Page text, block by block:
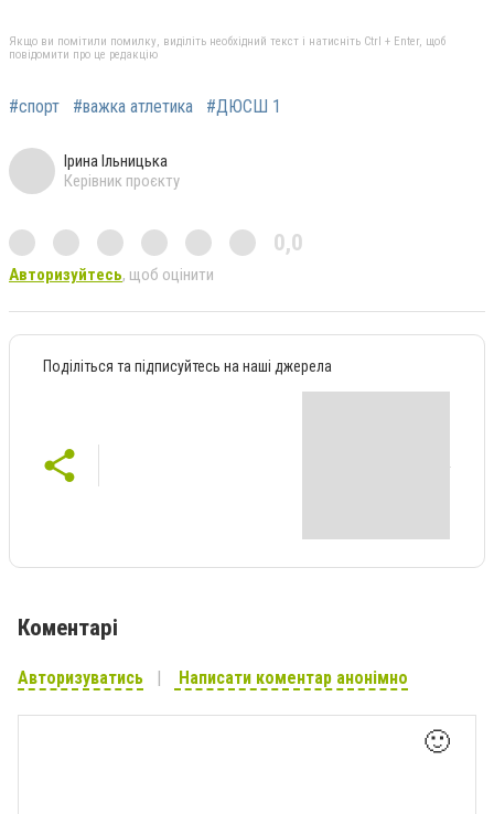
Якщо ви помітили помилку, виділіть необхідний текст і натисніть Ctrl + Enter, щоб
повідомити про це редакцію
#спорт #важка атлетика #ДЮСШ 1
Ірина Ільницька
Керівник проєкту
0,0
Авторизуйтесь, щоб оцінити
Поділіться та підписуйтесь на наші джерела
Коментарі
Авторизуватись Написати коментар анонімно
🙂